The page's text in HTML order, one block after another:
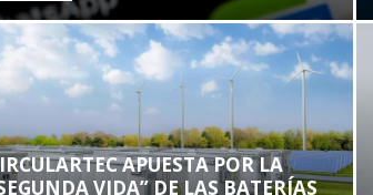
APUESTA POR LA
VIDA” DE LAS BATERÍAS